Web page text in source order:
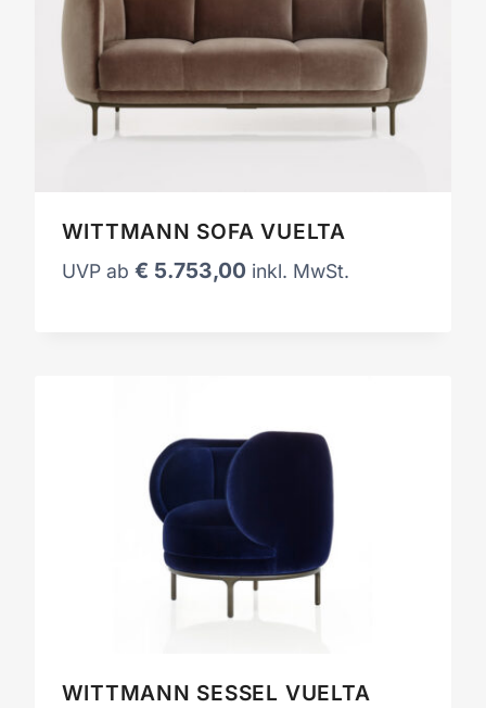
WITTMANN SOFA VUELTA
UVP ab € 5.753,00 inkl. MwSt.
WITTMANN SESSEL VUELTA